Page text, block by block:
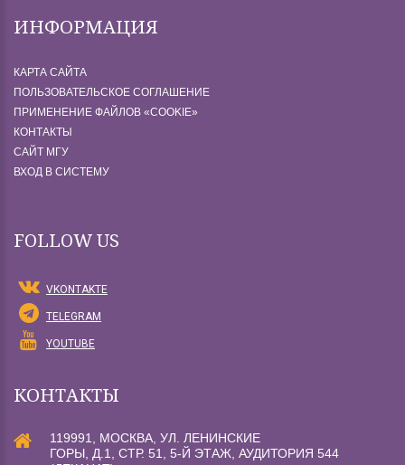
ИНФОРМАЦИЯ
КАРТА САЙТА
ПОЛЬЗОВАТЕЛЬСКОЕ СОГЛАШЕНИЕ
ПРИМЕНЕНИЕ ФАЙЛОВ «СOOKIE»
КОНТАКТЫ
САЙТ МГУ
ВХОД В СИСТЕМУ
FOLLOW US
VKONTAKTE
TELEGRAM
YOUTUBE
КОНТАКТЫ
119991, МОСКВА, УЛ. ЛЕНИНСКИЕ
ГОРЫ, Д.1, СТР. 51, 5-Й ЭТАЖ, АУДИТОРИЯ 544